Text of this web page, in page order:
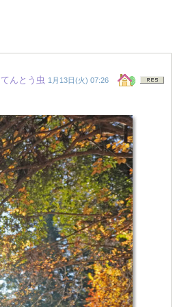
てんとう虫 1月13日(火) 07:26